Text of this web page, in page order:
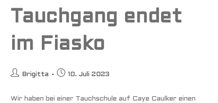
Tauchgang endet
im Fiasko
Beitrags-
Brigitta
Beitrag
10. Juli 2023
Wir haben bei einer Tauchschule auf Caye Caulker einen